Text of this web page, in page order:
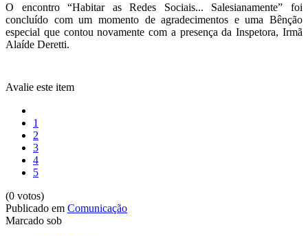
O encontro “Habitar as Redes Sociais... Salesianamente” foi
concluído com um momento de agradecimentos e uma Bênção
especial que contou novamente com a presença da Inspetora, Irmã
Alaíde Deretti.
Avalie este item
1
2
3
4
5
(0 votos)
Publicado em Comunicação
Marcado sob